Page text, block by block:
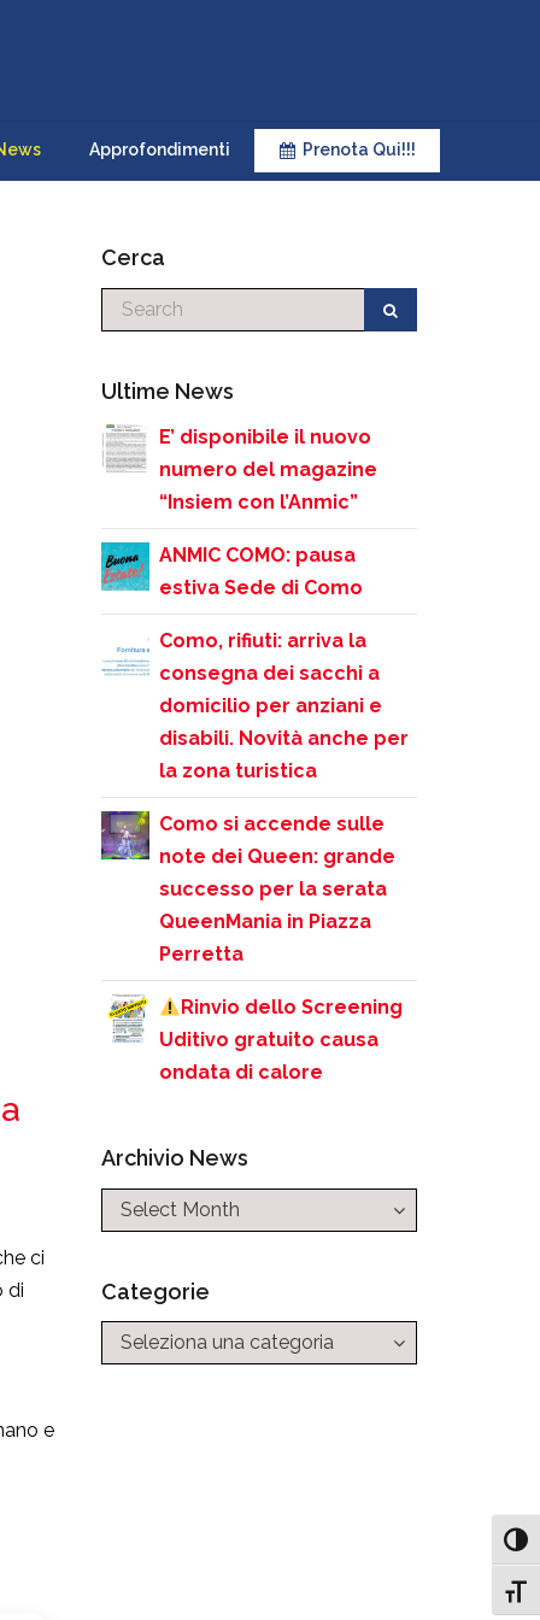
Approfondimenti Prenota Qui!!!
ci
di
e
Cerca
Cerca
Ultime News
E’ disponibile il nuovo
numero del magazine
“Insiem con l’Anmic”
ANMIC COMO: pausa
estiva Sede di Como
Como, rifiuti: arriva la
consegna dei sacchi a
domicilio per anziani e
disabili. Novità anche per
la zona turistica
Como si accende sulle
note dei Queen: grande
successo per la serata
QueenMania in Piazza
Perretta
Rinvio dello Screening
Uditivo gratuito causa
ondata di calore
Archivio News
Categorie
Categorie